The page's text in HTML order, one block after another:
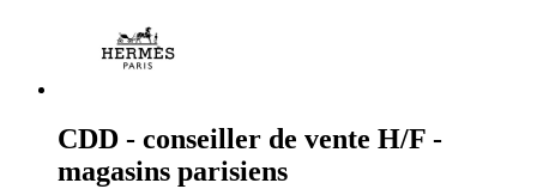
CDD - conseiller de vente H/F -
magasins parisiens